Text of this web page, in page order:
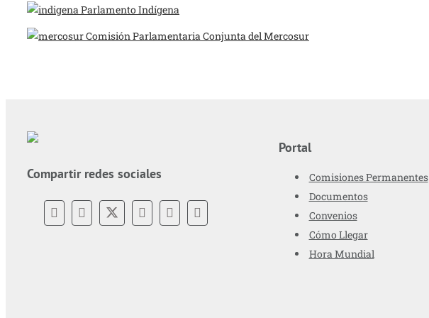
Parlamento Indígena
Comisión Parlamentaria Conjunta del Mercosur
Compartir redes sociales
Portal
Comisiones Permanentes
Documentos
Convenios
Cómo Llegar
Hora Mundial